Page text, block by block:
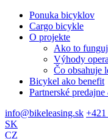
Ponuka bicyklov
Cargo bicykle
O projekte
Ako to
Výhody
Čo obsahuje
Bicykel ako benefit
Partnerské
info@bikeleasing.sk +421
SK
CZ